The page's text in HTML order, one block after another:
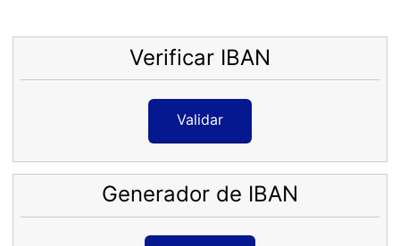
Verificar IBAN
Validar
Generador de IBAN